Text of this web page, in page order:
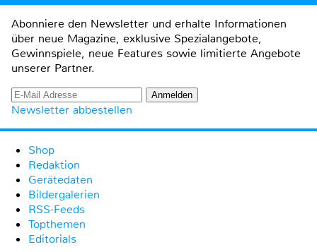
Abonniere den Newsletter und erhalte Informationen
über neue Magazine, exklusive Spezialangebote,
Gewinnspiele, neue Features sowie limitierte Angebote
unserer Partner.
Newsletter abbestellen
Shop
Redaktion
Gerätedaten
Bildergalerien
RSS-Feeds
Topthemen
Editorials